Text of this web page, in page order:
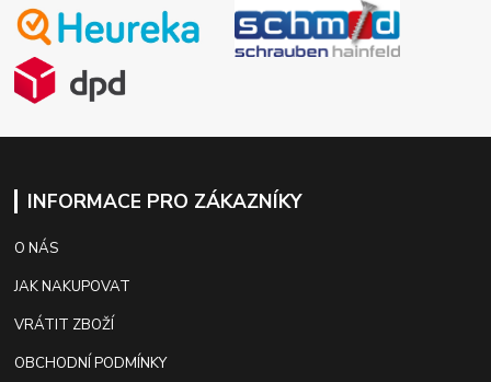
INFORMACE PRO ZÁKAZNÍKY
O NÁS
JAK NAKUPOVAT
VRÁTIT ZBOŽÍ
OBCHODNÍ PODMÍNKY